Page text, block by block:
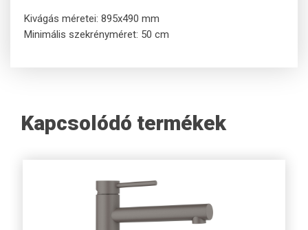
Kivágás méretei: 895x490 mm
Minimális szekrényméret: 50 cm
Kapcsolódó termékek